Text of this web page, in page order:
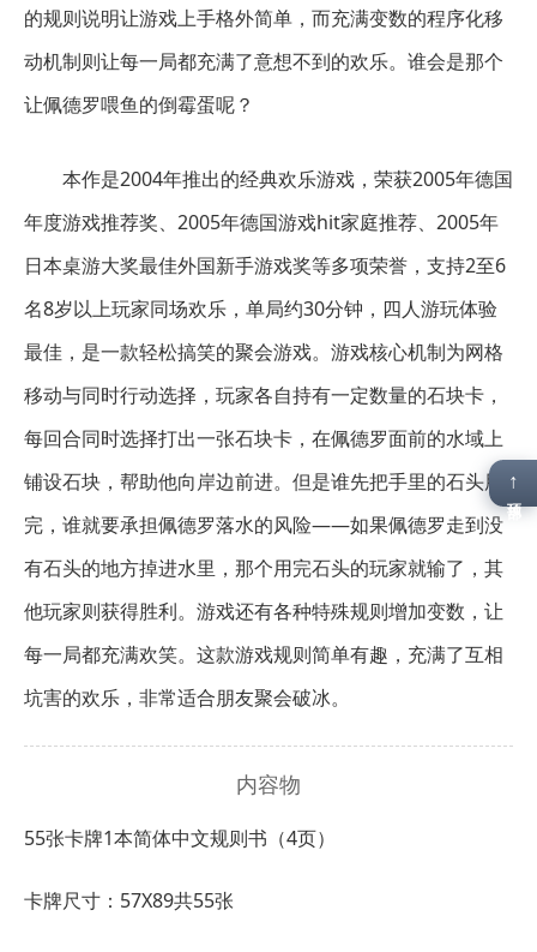
的规则说明让游戏上手格外简单，而充满变数的程序化移
动机制则让每一局都充满了意想不到的欢乐。谁会是那个
让佩德罗喂鱼的倒霉蛋呢？
本作是2004年推出的经典欢乐游戏，荣获2005年德国
年度游戏推荐奖、2005年德国游戏hit家庭推荐、2005年
日本桌游大奖最佳外国新手游戏奖等多项荣誉，支持2至6
名8岁以上玩家同场欢乐，单局约30分钟，四人游玩体验
最佳，是一款轻松搞笑的聚会游戏。游戏核心机制为网格
移动与同时行动选择，玩家各自持有一定数量的石块卡，
每回合同时选择打出一张石块卡，在佩德罗面前的水域上
铺设石块，帮助他向岸边前进。但是谁先把手里的石头用
完，谁就要承担佩德罗落水的风险——如果佩德罗走到没
有石头的地方掉进水里，那个用完石头的玩家就输了，其
他玩家则获得胜利。游戏还有各种特殊规则增加变数，让
每一局都充满欢笑。这款游戏规则简单有趣，充满了互相
坑害的欢乐，非常适合朋友聚会破冰。
内容物
55张卡牌1本简体中文规则书（4页）
卡牌尺寸：57X89共55张
↑